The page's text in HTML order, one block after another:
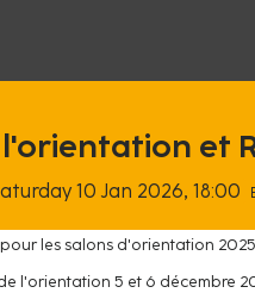
l'orientation et
10 Jan 2026, 18:00
les salons d'orientation
de l'orientation 5 et 6 décembre